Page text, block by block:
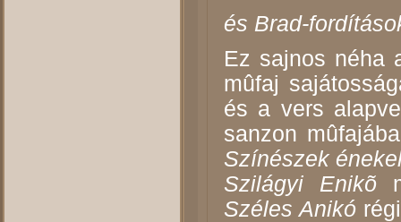
és Brad-
Ez sajnos néha
mûfaj
és a vers
sanzon
Színészek
Szilágyi Enikõ
Széles Anikó